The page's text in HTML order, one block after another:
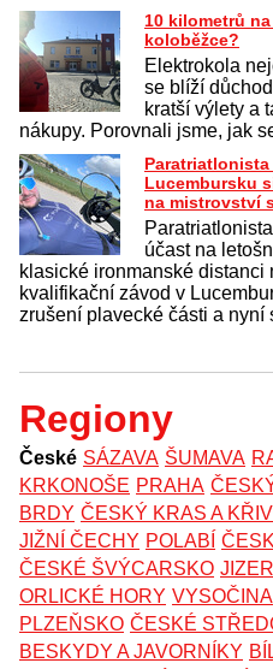
10 kilometrů
koloběžce?
Elektrokola
se blíží
kratší výlety a
nákupy. Porovnali jsme, jak
Paratriatlonista
Lucembursku
na mistrovství
účast na
klasické ironmanské
kvalifikační závod v
zrušení plavecké části a nyní
Regiony
České SÁZAVA ŠUMAVA
KRKONOŠE PRAHA
BRDY ČESKÝ KRAS A
JIŽNÍ ČECHY POLABÍ
ČESKÉ ŠVÝCARSKO
ORLICKÉ HORY VYSOČINA
PLZEŇSKO ČESKÉ
BESKYDY A JAVORNÍKY